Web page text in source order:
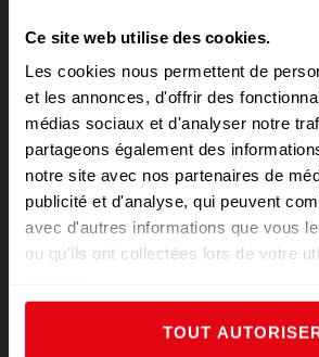
Ce site web utilise des cookies.
Les cookies nous permettent de
et les annonces, d'offrir des
médias sociaux et d'analyser notre
partageons également des
notre site avec nos partenaires de
publicité et d'analyse, qui peuvent
avec d'autres informations que vous
ou qu'ils ont collectées lors de votre
TOUT
RAPPEL DE PRODUIT